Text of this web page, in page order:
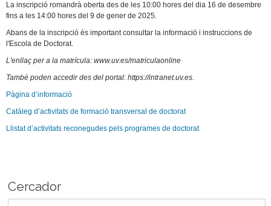
La inscripció romandrà oberta des de les 10:00 hores del dia 16 de desembre
fins a les 14:00 hores del 9 de gener de 2025.
Abans de la inscripció és important consultar la informació i instruccions de
l'Escola de Doctorat.
L'enllaç per a la matrícula: www.uv.es/matriculaonline
També poden accedir des del portal:https://intranet.uv.es.
Pàgina d’informació
Catàleg d’activitats de formació transversal de doctorat
Llistat d’activitats reconegudes pels programes de doctorat
Cercador